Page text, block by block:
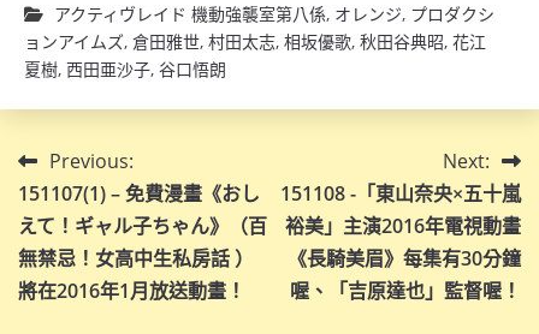
アクティヴレイド 機動強襲室第八係, オレンジ, プロダクシ
ョンアイムズ, 倉田雅世, 村田太志, 相坂優歌, 秋田谷典昭, 花江
夏樹, 西田亜沙子, 谷口悟朗
文
章
導
覽
Previous:
151107(1) – 免費漫畫《おし
えて！ギャル子ちゃん》（百
無禁忌！女高中生私房話 ）
將在2016年1月放送動畫！
Next:
151108 -「東山奈央×五十嵐
裕美」主演2016年電視動畫
《長騎美眉》每集有30分鐘
喔、「吉原達也」監督喔！